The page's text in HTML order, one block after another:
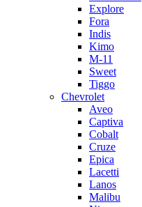
Explore
Fora
Indis
Kimo
M-11
Sweet
Tiggo
Chevrolet
Aveo
Captiva
Cobalt
Cruze
Epica
Lacetti
Lanos
Malibu